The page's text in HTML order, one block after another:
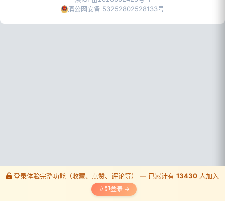
登录体验完整功能（收藏、点赞、评论等） — 已累计有 13430 人加入
立即登录 →
登录体验完整功能（收藏、点赞、评论等） — 已累计有 13430 人加入
立即登录 →
登录体验完整功能（收藏、点赞、评论等） — 已累计有 13430 人加入
立即登录 →
滇公网安备 53252802528133号